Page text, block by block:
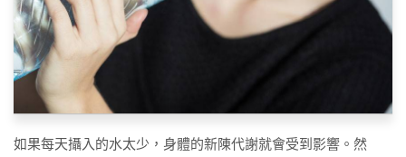
如果每天攝入的水太少，身體的新陳代謝就會受到影響。然